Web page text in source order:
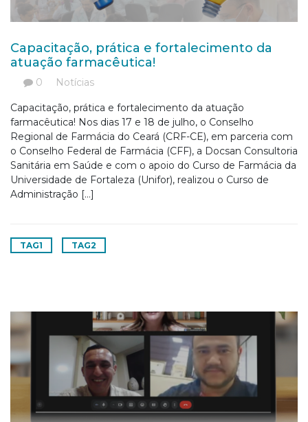
Capacitação, prática e fortalecimento da
atuação farmacêutica!
0 Notícias
Capacitação, prática e fortalecimento da atuação
farmacêutica! Nos dias 17 e 18 de julho, o Conselho
Regional de Farmácia do Ceará (CRF-CE), em parceria com
o Conselho Federal de Farmácia (CFF), a Docsan Consultoria
Sanitária em Saúde e com o apoio do Curso de Farmácia da
Universidade de Fortaleza (Unifor), realizou o Curso de
Administração […]
TAG1 TAG2